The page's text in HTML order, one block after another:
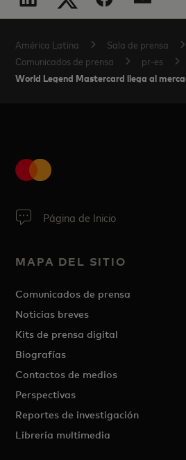
América Latina
Sala de prensa
Comunicados de prensa
pr-es
World Legend Mastercard llega al
Página de Inicio
MAPA DEL SITIO
Comunicados de prensa
Noticias breves
Kits de prensa digital
Biografías
Contactos de medios
Perspectivas
Reportes de investigación
Librería multimedia